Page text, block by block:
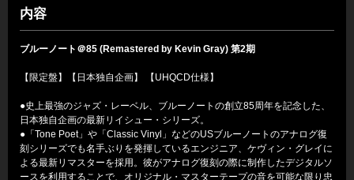
内容
ブルーノート＠85 (Remastered by Kevin Gray) 第2期
【限定盤】【日本独自企画】 【UHQCD仕様】
●史上最強のジャズ・レーベル、ブルーノートの創立85周年を記念した、
日本独自企画の最新リイシュー・シリーズ。
●「Tone Poet」や「Classic Vinyl」などのUSブルーノートのアナログ復
刻シリーズでも名手ぶりを発揮しているエンジニア、ケヴィン・グレイに
よる最新リマスターを採用。彼がアナログ復刻の際に制作したデジタルソ
ースを利用することで、オリジナル・マスターテープの音を可能な限り忠